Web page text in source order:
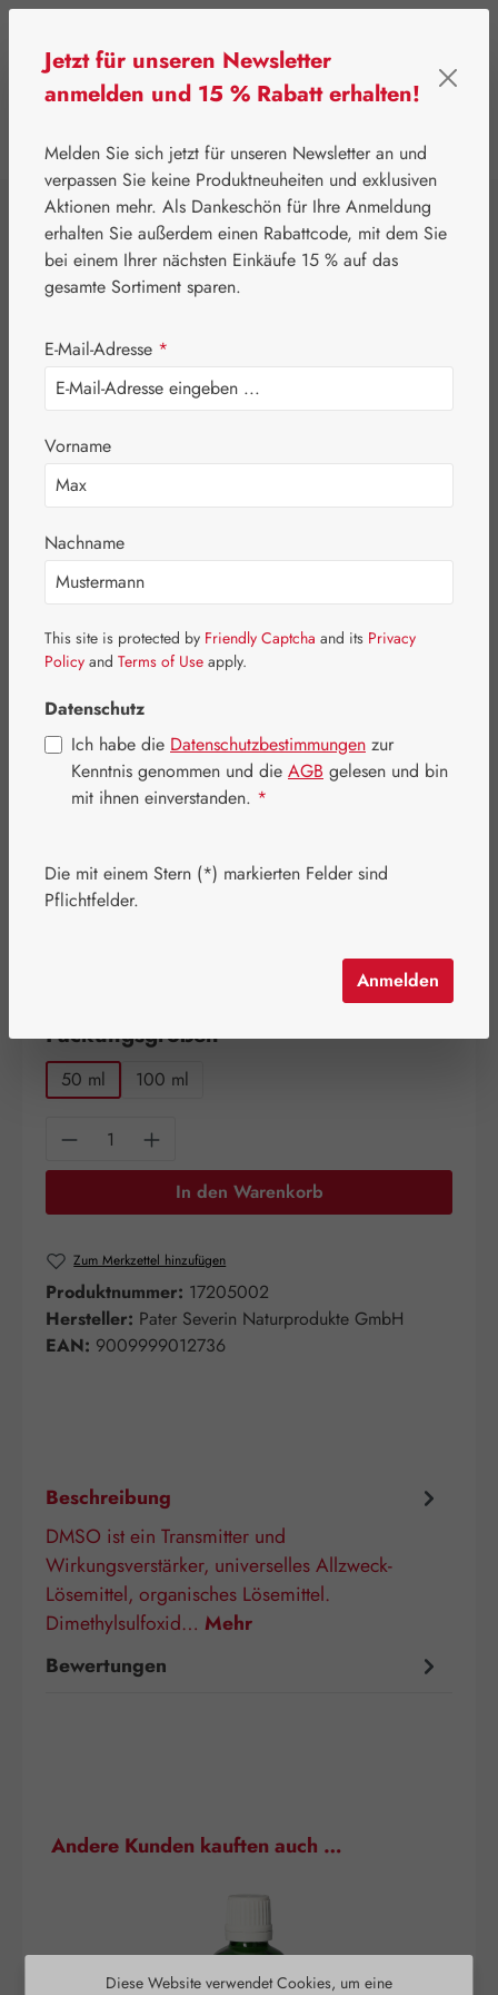
Pater Severin Naturprodukte Tropfen & Sprays
DMSO-Spray 30%
Bildergalerie überspringen
11,95 €
Inhalt: 0.05 Liter (239,00 € / 1 Liter)
Preise inkl. MwSt. zzgl. Versandkosten
Packungsgrößenauswählen
50 ml 100 ml
Produkt Anzahl: Gib den gewünschten
In den Warenkorb
Zum Merkzettel hinzufügen
Produktnummer: 17205002
Hersteller: Pater Severin Naturprodukte GmbH
EAN: 9009999012736
Beschreibung
DMSO ist ein Transmitter und
Wirkungsverstärker, universelles Allzweck-
Lösemittel, organisches Lösemittel.
Dimethylsulfoxid… Mehr
Bewertungen
Produktgalerie überspringen
Andere Kunden kauften auch …
Diese Website verwendet Cookies, um eine
Jetzt für unseren Newsletter
anmelden und 15 % Rabatt erhalten!
Melden Sie sich jetzt für unseren Newsletter an und
verpassen Sie keine Produktneuheiten und exklusiven
Aktionen mehr. Als Dankeschön für Ihre Anmeldung
erhalten Sie außerdem einen Rabattcode, mit dem Sie
bei einem Ihrer nächsten Einkäufe 15 % auf das
gesamte Sortiment sparen.
E-Mail-Adresse *
Vorname
Nachname
This site is protected by Friendly Captcha and its Privacy
Policy and Terms of Use apply.
Datenschutz
Ich habe die Datenschutzbestimmungen zur
Kenntnis genommen und die AGB gelesen und bin
mit ihnen einverstanden. *
Die mit einem Stern (*) markierten Felder sind
Pflichtfelder.
Anmelden